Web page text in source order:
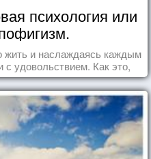
психология или
жить и наслаждаясь каждым
удовольствием. Как это,
реальных примерах.